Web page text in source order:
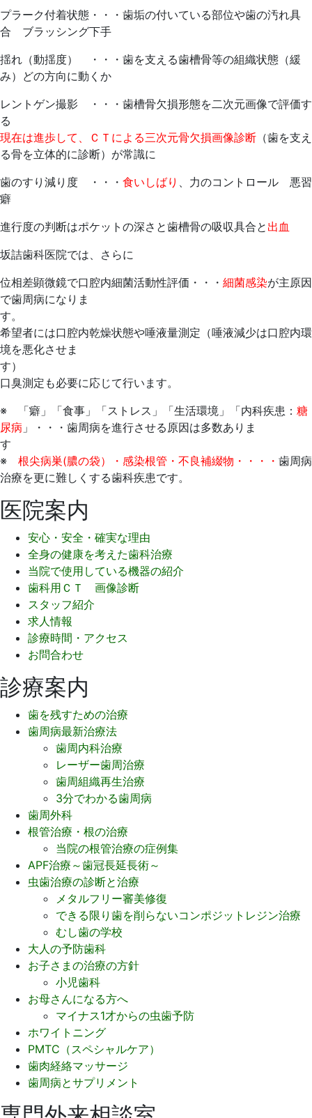
プラーク付着状態・・・歯垢の付いている部位や歯の汚れ具
合 ブラッシング下手
揺れ（動揺度） ・・・歯を支える歯槽骨等の組織状態（緩
み）どの方向に動くか
レントゲン撮影 ・・・歯槽骨欠損形態を二次元画像で評価す
現在は進歩して、ＣＴによる三次元骨欠損画像診断 （歯を支え
る骨を立体的に診断）が常識に
歯のすり減り度 ・・・ 食いしばり 、力のコントロール 悪習
癖
進行度の判断はポケットの深さと歯槽骨の吸収具合と 出血
坂詰歯科医院では、さらに
位相差顕微鏡で口腔内細菌活動性評価・・・ 細菌感染が主原因
で歯周病になりま
希望者には口腔内乾燥状態や唾液量測定（唾液減少は口腔内環
境を悪化させま
口臭測定も必要に応じて行います。
※ 「癖」「食事」「ストレス」「生活環境」「内科疾患： 糖
尿病 」・・・歯周病を進行させる原因は多数ありま
※ 根尖病巣(膿の袋）・感染根管・不良補綴物・・・・ 歯周病
治療を更に難しくする歯科疾患です。
医院案内
安心・安全・確実な理由
全身の健康を考えた歯科治療
当院で使用している機器の紹介
歯科用ＣＴ 画像診断
スタッフ紹介
求人情報
診療時間・アクセス
お問合わせ
診療案内
歯を残すための治療
歯周病最新治療法
歯周内科治療
レーザー歯周治療
歯周組織再生治療
3分でわかる歯周病
歯周外科
根管治療・根の治療
当院の根管治療の症例集
APF治療～歯冠長延長術～
虫歯治療の診断と治療
メタルフリー審美修復
できる限り歯を削らないコンポジットレジン治療
むし歯の学校
大人の予防歯科
お子さまの治療の方針
小児歯科
お母さんになる方へ
マイナス1才からの虫歯予防
ホワイトニング
PMTC（スペシャルケア）
歯肉経絡マッサージ
歯周病とサプリメント